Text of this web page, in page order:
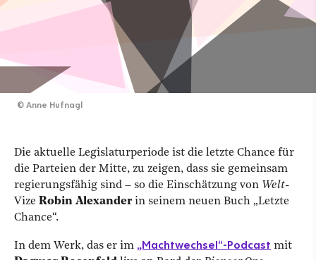
© Anne Hufnagl
Die aktuelle Legislaturperiode ist die letzte Chance für
die Parteien der Mitte, zu zeigen, dass sie gemeinsam
regierungsfähig sind – so die Einschätzung von Welt-
Vize Robin Alexanderin seinem neuen Buch „Letzte
Chance“.
In dem Werk, das er im „Machtwechsel“-Podcast mit